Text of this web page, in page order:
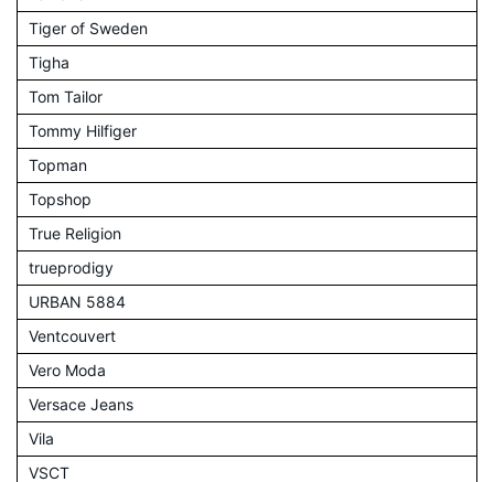
Tiger of Sweden
Tigha
Tom Tailor
Tommy Hilfiger
Topman
Topshop
True Religion
trueprodigy
URBAN 5884
Ventcouvert
Vero Moda
Versace Jeans
Vila
VSCT